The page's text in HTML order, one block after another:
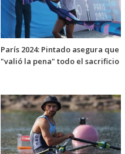
París 2024: Pintado asegura que
"valió la pena" todo el sacrificio